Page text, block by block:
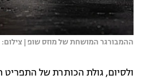
ההמבורגר המושחת של מוזס שופ | צילום:
ולסיום, גולת הכותרת של